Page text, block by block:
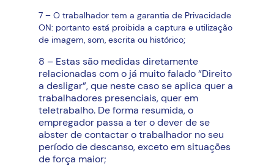
7 – O trabalhador tem a garantia de Privacidade
ON: portanto está proibida a captura e utilização
de imagem, som, escrita ou histórico;
8 – Estas são medidas diretamente
relacionadas com o já muito falado “Direito
a desligar”, que neste caso se aplica quer a
trabalhadores presenciais, quer em
teletrabalho. De forma resumida, o
empregador passa a ter o dever de se
abster de contactar o trabalhador no seu
período de descanso, exceto em situações
de força maior;